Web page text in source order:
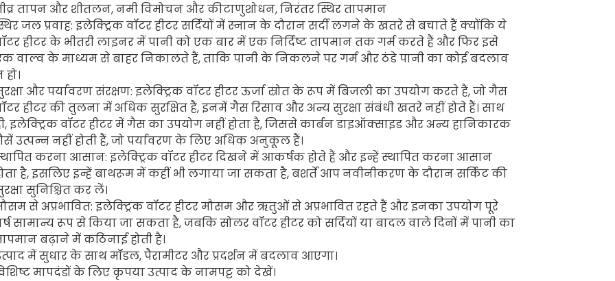
तापन और शीतलन, नमी विमोचन और कीटाणुशोधन, निरंतर स्थिर तापमान
जल प्रवाह: इलेक्ट्रिक वॉटर हीटर सर्दियों में स्नान के दौरान सर्दी लगने के खतरे से बचाते हैं क्योंकि ये
हीटर के भीतरी लाइनर में पानी को एक बार में एक निर्दिष्ट तापमान तक गर्म करते हैं और फिर इसे
वाल्व के माध्यम से बाहर निकालते हैं, ताकि पानी के निकलने पर गर्म और ठंडे पानी का कोई बदलाव
हो।
और पर्यावरण संरक्षण: इलेक्ट्रिक वॉटर हीटर ऊर्जा स्रोत के रूप में बिजली का उपयोग करते हैं, जो गैस
हीटर की तुलना में अधिक सुरक्षित हैं, इनमें गैस रिसाव और अन्य सुरक्षा संबंधी खतरे नहीं होते हैं। साथ
इलेक्ट्रिक वॉटर हीटर में गैस का उपयोग नहीं होता है, जिससे कार्बन डाइऑक्साइड और अन्य हानिकारक
उत्पन्न नहीं होती हैं, जो पर्यावरण के लिए अधिक अनुकूल हैं।
करना आसान: इलेक्ट्रिक वॉटर हीटर दिखने में आकर्षक होते हैं और इन्हें स्थापित करना आसान
है, इसलिए इन्हें बाथरूम में कहीं भी लगाया जा सकता है, बशर्ते आप नवीनीकरण के दौरान सर्किट की
सुनिश्चित कर लें।
से अप्रभावित: इलेक्ट्रिक वॉटर हीटर मौसम और ऋतुओं से अप्रभावित रहते हैं और इनका उपयोग पूरे
सामान्य रूप से किया जा सकता है, जबकि सोलर वॉटर हीटर को सर्दियों या बादल वाले दिनों में पानी का
बढ़ाने में कठिनाई होती है।
में सुधार के साथ मॉडल, पैरामीटर और प्रदर्शन में बदलाव आएगा।
मापदंडों के लिए कृपया उत्पाद के नामपट्ट को देखें।